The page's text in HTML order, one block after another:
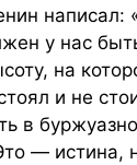
написал:
у нас
на
и не
в
— истина,